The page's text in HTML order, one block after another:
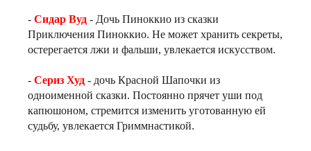
- Сидар Вуд - Дочь Пиноккио из сказки
Приключения Пиноккио. Не может хранить секреты,
остерегается лжи и фальши, увлекается искусством.
- Сериз Худ - дочь Красной Шапочки из
одноименной сказки. Постоянно прячет уши под
капюшоном, стремится изменить уготованную ей
судьбу, увлекается Гриммнастикой.